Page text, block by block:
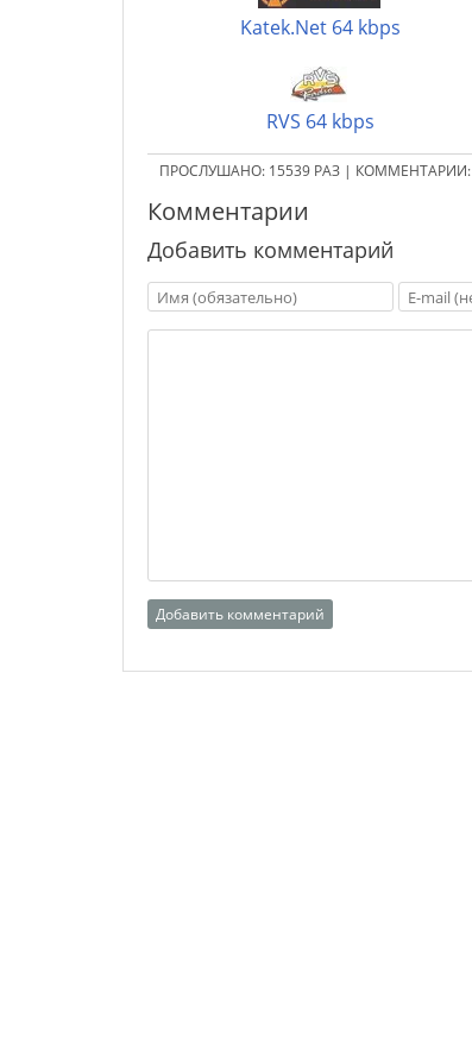
Katek.Net 64 kbps
RVS 64 kbps
ПРОСЛУШАНО: 15539РАЗ | КОММЕНТАРИИ:
Комментарии
Добавить комментарий